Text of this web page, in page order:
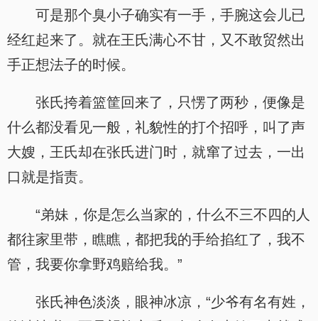
可是那个臭小子确实有一手，手腕这会儿已
经红起来了。就在王氏满心不甘，又不敢贸然出
手正想法子的时候。
张氏挎着篮筐回来了，只愣了两秒，便像是
什么都没看见一般，礼貌性的打个招呼，叫了声
大嫂，王氏却在张氏进门时，就窜了过去，一出
口就是指责。
“弟妹，你是怎么当家的，什么不三不四的人
都往家里带，瞧瞧，都把我的手给掐红了，我不
管，我要你拿野鸡赔给我。”
张氏神色淡淡，眼神冰凉，“少爷有名有姓，